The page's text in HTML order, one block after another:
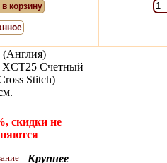
корзину
(Англия)
Счетный
Stitch)
скидки не
Крупнее